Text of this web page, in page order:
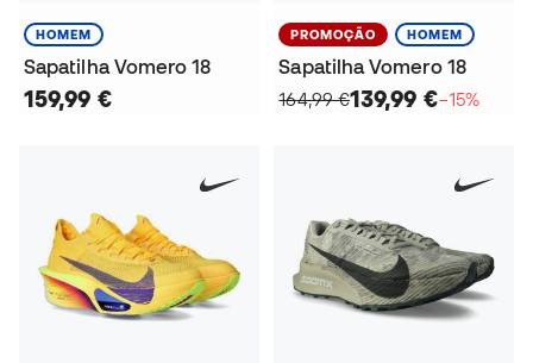
HOMEM
Sapatilha Vomero 18
159,99 €
PROMOÇÃO HOMEM
Sapatilha Vomero 18
164,99 €139,99 €−15%